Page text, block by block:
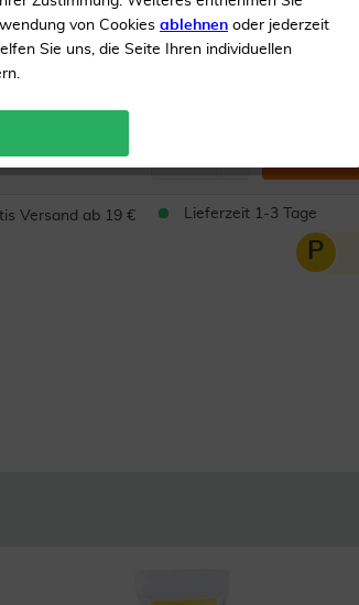
alle Altersklassen
Leichte
Messung
Für
1 Stück
Menge: In
Versand ab 19 € Lieferzeit 1-3 Tage
P
von Cookies ablehnen oder jederzeit
Sie uns, die Seite Ihren individuellen